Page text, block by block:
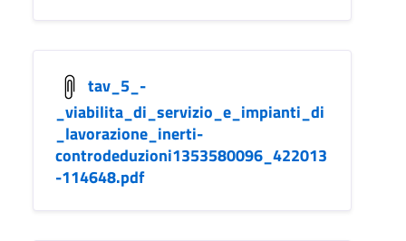
tav_5_-
_viabilita_di_servizio_e_impianti_di
_lavorazione_inerti-
controdeduzioni1353580096_422013
-114648.pdf